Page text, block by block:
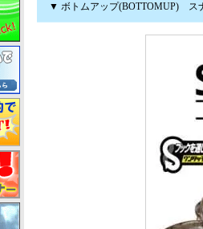
▼ ボトムアップ(BOTTOMUP) ス